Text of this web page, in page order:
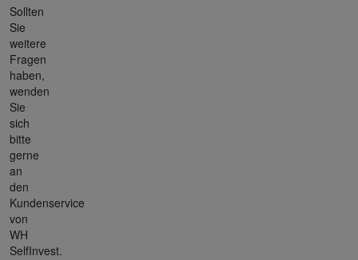
Sollten
Sie
weitere
Fragen
haben,
wenden
Sie
sich
bitte
gerne
an
den
Kundenservice
von
WH
SelfInvest.